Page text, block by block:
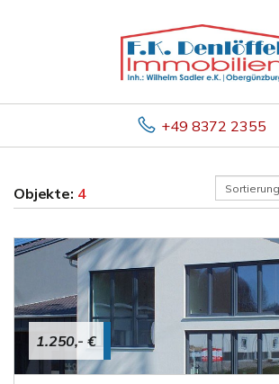
+49 8372 2355
Objekte: 4
1.250,- €